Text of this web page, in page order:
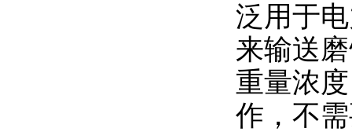
泛用于
来输送
重量浓
作，不